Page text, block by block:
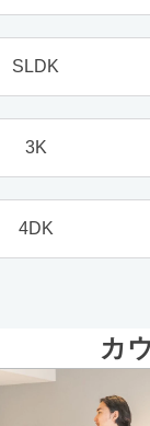
SLDK
3K
4DK
カ